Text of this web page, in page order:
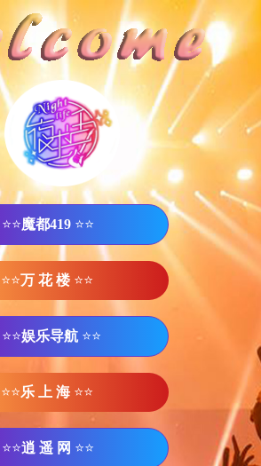
⭐⭐魔都419 ⭐⭐
⭐⭐万 花 楼 ⭐⭐
⭐⭐娱乐导航 ⭐⭐
⭐⭐乐 上 海 ⭐⭐
⭐⭐逍 遥 网 ⭐⭐